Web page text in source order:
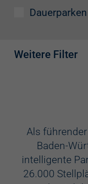
Dauerparken
Weitere Filter
Aufzug
Als
Baden-
intelligente
26.000